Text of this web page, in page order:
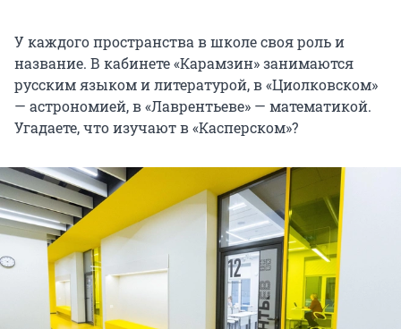
У каждого пространства в школе своя роль и
название. В кабинете «Карамзин» занимаются
русским языком и литературой, в «Циолковском»
— астрономией, в «Лаврентьеве» — математикой.
Угадаете, что изучают в «Касперском»?